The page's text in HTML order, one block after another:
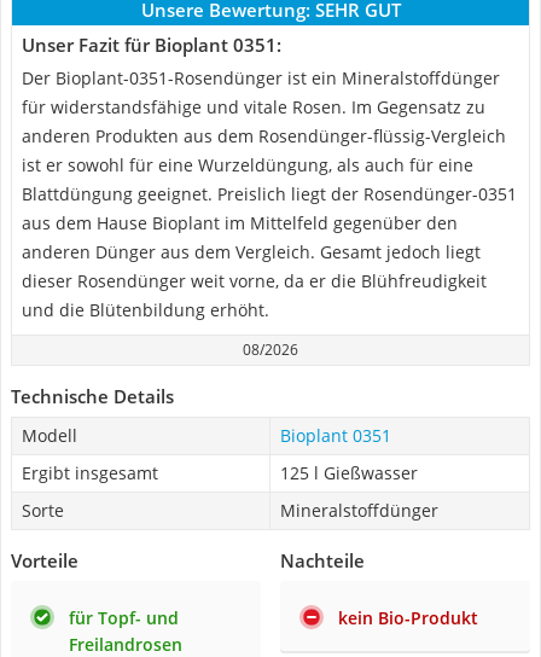
Unsere Bewertung: SEHR GUT
Unser Fazit für Bioplant 0351:
Der Bioplant-0351-Rosendünger ist ein Mineralstoffdünger
für widerstandsfähige und vitale Rosen. Im Gegensatz zu
anderen Produkten aus dem Rosendünger-flüssig-Vergleich
ist er sowohl für eine Wurzeldüngung, als auch für eine
Blattdüngung geeignet. Preislich liegt der Rosendünger-0351
aus dem Hause Bioplant im Mittelfeld gegenüber den
anderen Dünger aus dem Vergleich. Gesamt jedoch liegt
dieser Rosendünger weit vorne, da er die Blühfreudigkeit
und die Blütenbildung erhöht.
08/2026
Technische Details
Modell
Bioplant 0351
Ergibt insgesamt
125 l Gießwasser
Sorte
Mineralstoffdünger
Vorteile
für Topf- und
Freilandrosen
Nachteile
kein Bio-Produkt